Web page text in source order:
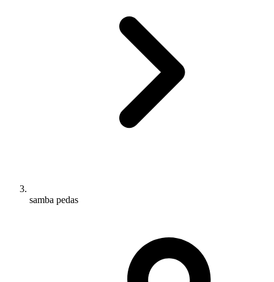
samba pedas